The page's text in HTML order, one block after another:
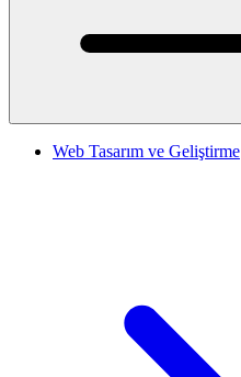
Web Tasarım ve Geliştirme